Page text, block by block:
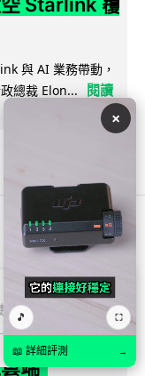
用
與 AI 業務帶動，
總裁 Elon...
閱讀
速度提升
端
×
🎵 ⛶
📖 詳細評測 →